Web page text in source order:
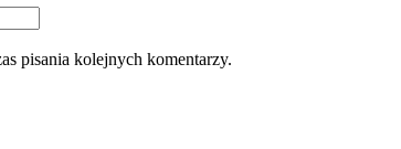
pisania kolejnych komentarzy.